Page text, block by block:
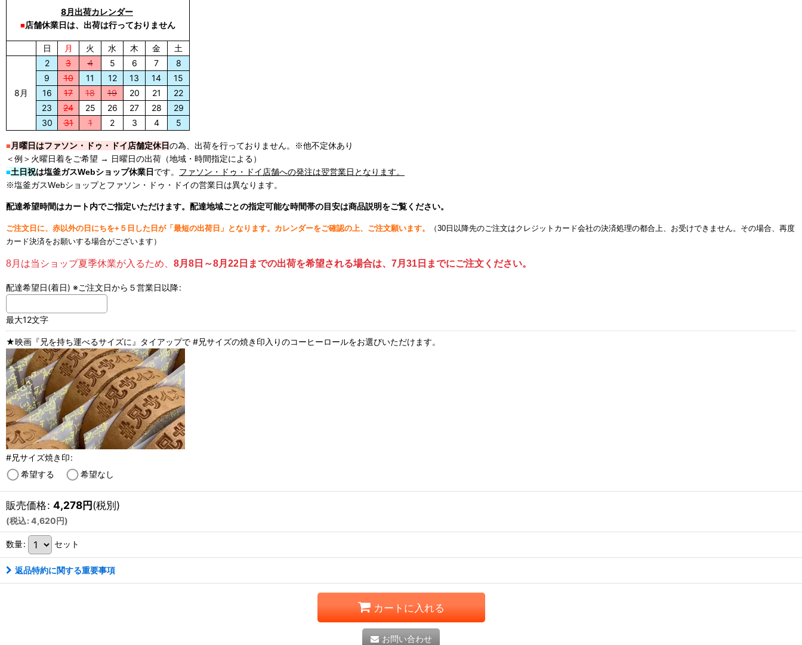
8月出荷カレンダー
■ 店舗休業日は、 出荷は行っておりません
日 月 火 水 木 金 土
8月
2 3 4 5 6 7
8
9
10 11 12 13 14
15
16
17 18 19 20 21
22
23
24 25 26 27 28
29
30
31 1 2 3 4 5
■ 月曜日はファソン・ドゥ・ドイ店舗定休日の為、出荷を行っておりません。※他不定休あり
＜例＞火曜日着をご希望 → 日曜日の出荷（地域・時間指定による）
■土日祝は塩釜ガスWebショップ休業日 です。 ファソン・ドゥ・ドイ店舗への発注は翌営業日となります。
※塩釜ガスWebショップとファソン・ドゥ・ドイの営業日は異なります。
配達希望時間はカート内でご指定いただけます。配達地域ごとの指定可能な時間帯の目安は商品説明をご覧ください。
ご注文日に、赤以外の日にちを+５日した日が「最短の出荷日」となります。カレンダーをご確認の上、ご注文願います。
（30日以降先のご注文はクレジットカード会社の決済処理の都合上、お受けできません。その場合、再度
カード決済をお願いする場合がございます）
8月は当ショップ夏季休業が入るため、 8月8日～8月22日までの出荷を希望される場合は、7月31日までにご注文ください。
配達希望日(着日) ※ご注文日から５営業日以降:
最大12文字
★映画『兄を持ち運べるサイズに』タイアップで #兄サイズの焼き印入りのコーヒーロールをお選びいただけます。
#兄サイズ焼き印:
希望する
希望なし
販売価格: 4,278円(税別)
(税込:4,620円)
数量: セット
返品特約に関する重要事項
カートに入れる
お問い合わせ